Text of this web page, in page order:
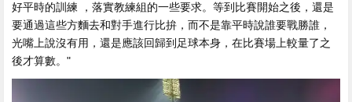
好平時的訓練 ，落實教練組的一些要求。等到比賽開始之後，還是
要通過這些方麵去和對手進行比拚，而不是靠平時說誰要戰勝誰 ，
光嘴上說沒有用，還是應該回歸到足球本身，在比賽場上較量了之
後才算數 。"